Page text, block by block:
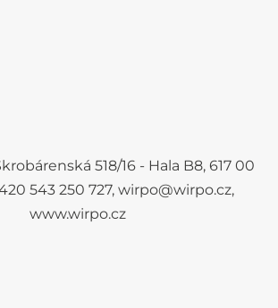
518/16 - Hala B8, 617 00
543 250 727, wirpo@wirpo.cz,
www.wirpo.cz